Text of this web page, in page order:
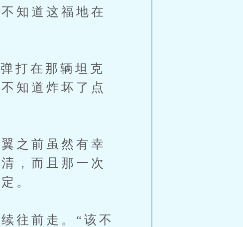
知道这福地在
在那辆坦克
知道炸坏了点
前虽然有幸
，而且那一次
。
前走。“该不